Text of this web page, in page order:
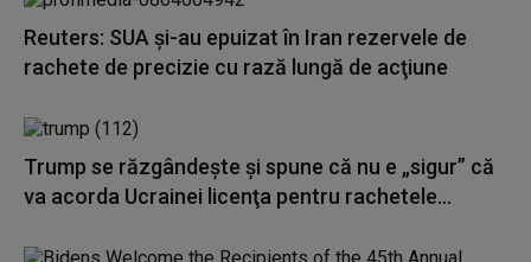
Reuters: SUA şi-au epuizat în Iran rezervele de
rachete de precizie cu rază lungă de acţiune
Trump se răzgândește și spune că nu e „sigur” că
va acorda Ucrainei licenţa pentru rachetele...